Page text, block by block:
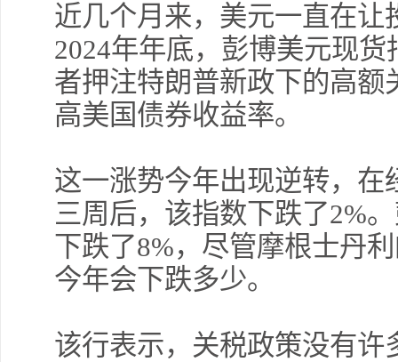
近几个月来，美元一直在
2024年年底，彭博美元现
者押注特朗普新政下的高
高美国债券收益率。
这一涨势今年出现逆转，
三周后，该指数下跌了2%
下跌了8%，尽管摩根士丹
今年会下跌多少。
该行表示，关税政策没有